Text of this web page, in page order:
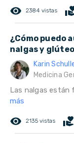
remove_red_eye 2384 vistas
¿Cómo puedo
nalgas y
Karin
Medicina
Las nalgas están
más
remove_red_eye 2135 vistas volunteer_activism